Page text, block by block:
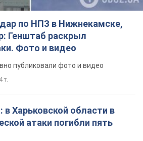
по НПЗ в Нижнекамске,
Генштаб раскрыл
Фото и видео
публиковали фото и видео
т.
Харьковской области в
атаки погибли пять